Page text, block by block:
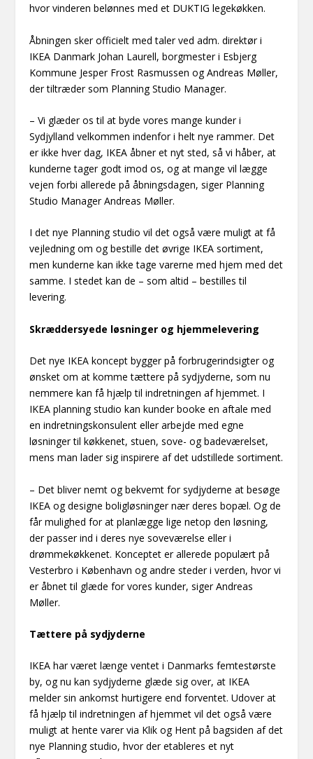
hvor vinderen belønnes med et DUKTIG legekøkken.
Åbningen sker officielt med taler ved adm. direktør i
IKEA Danmark Johan Laurell, borgmester i Esbjerg
Kommune Jesper Frost Rasmussen og Andreas Møller,
der tiltræder som Planning Studio Manager.
– Vi glæder os til at byde vores mange kunder i
Sydjylland velkommen indenfor i helt nye rammer. Det
er ikke hver dag, IKEA åbner et nyt sted, så vi håber, at
kunderne tager godt imod os, og at mange vil lægge
vejen forbi allerede på åbningsdagen, siger Planning
Studio Manager Andreas Møller.
I det nye Planning studio vil det også være muligt at få
vejledning om og bestille det øvrige IKEA sortiment,
men kunderne kan ikke tage varerne med hjem med det
samme. I stedet kan de – som altid – bestilles til
levering.
Skræddersyede løsninger og hjemmelevering
Det nye IKEA koncept bygger på forbrugerindsigter og
ønsket om at komme tættere på sydjyderne, som nu
nemmere kan få hjælp til indretningen af hjemmet. I
IKEA planning studio kan kunder booke en aftale med
en indretningskonsulent eller arbejde med egne
løsninger til køkkenet, stuen, sove- og badeværelset,
mens man lader sig inspirere af det udstillede sortiment.
– Det bliver nemt og bekvemt for sydjyderne at besøge
IKEA og designe boligløsninger nær deres bopæl. Og de
får mulighed for at planlægge lige netop den løsning,
der passer ind i deres nye soveværelse eller i
drømmekøkkenet. Konceptet er allerede populært på
Vesterbro i København og andre steder i verden, hvor vi
er åbnet til glæde for vores kunder, siger Andreas
Møller.
Tættere på sydjyderne
IKEA har været længe ventet i Danmarks femtestørste
by, og nu kan sydjyderne glæde sig over, at IKEA
melder sin ankomst hurtigere end forventet. Udover at
få hjælp til indretningen af hjemmet vil det også være
muligt at hente varer via Klik og Hent på bagsiden af det
nye Planning studio, hvor der etableres et nyt